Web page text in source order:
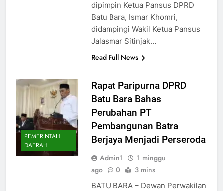
dipimpin Ketua Pansus DPRD
Batu Bara, Ismar Khomri,
didampingi Wakil Ketua Pansus
Jalasmar Sitinjak…
Read Full News
PEMERINTAH
DAERAH
Rapat Paripurna DPRD
Batu Bara Bahas
Perubahan PT
Pembangunan Batra
Berjaya Menjadi Perseroda
Admin1
1 minggu
ago
0 3 mins
BATU BARA – Dewan Perwakilan